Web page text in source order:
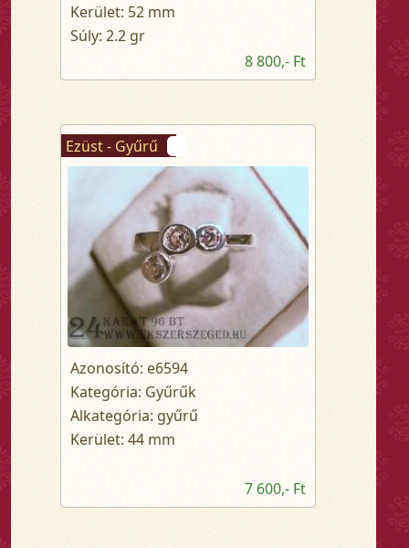
Kerület: 52 mm
Súly: 2.2 gr
8 800,- Ft
Ezüst - Gyűrű
Azonosító: e6594
Kategória: Gyűrűk
Alkategória: gyűrű
Kerület: 44 mm
7 600,- Ft